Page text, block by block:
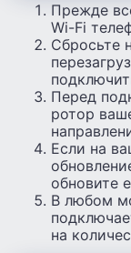
Прежде
Wi-Fi
Сбросьте
Перед
ротор
Если на
обновите
В любом
на